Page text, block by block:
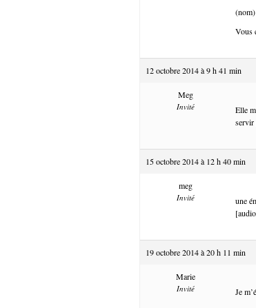
Vous
12 octobre 2014 à 9 h 41 min
Meg
Invité
Elle
servir
15 octobre 2014 à 12 h 40 min
meg
Invité
une
19 octobre 2014 à 20 h 11 min
Marie
Invité
Je